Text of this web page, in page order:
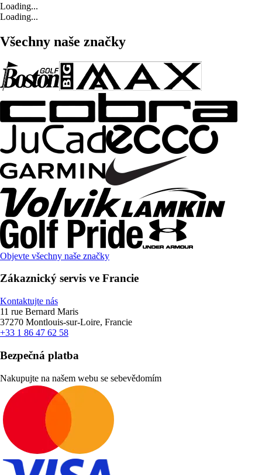
Loading...
Loading...
Všechny naše značky
Objevte všechny naše značky
Zákaznický servis ve Francie
Kontaktujte nás
11 rue Bernard Maris
37270 Montlouis-sur-Loire, Francie
+33 1 86 47 62 58
Bezpečná platba
Nakupujte na našem webu se sebevědomím